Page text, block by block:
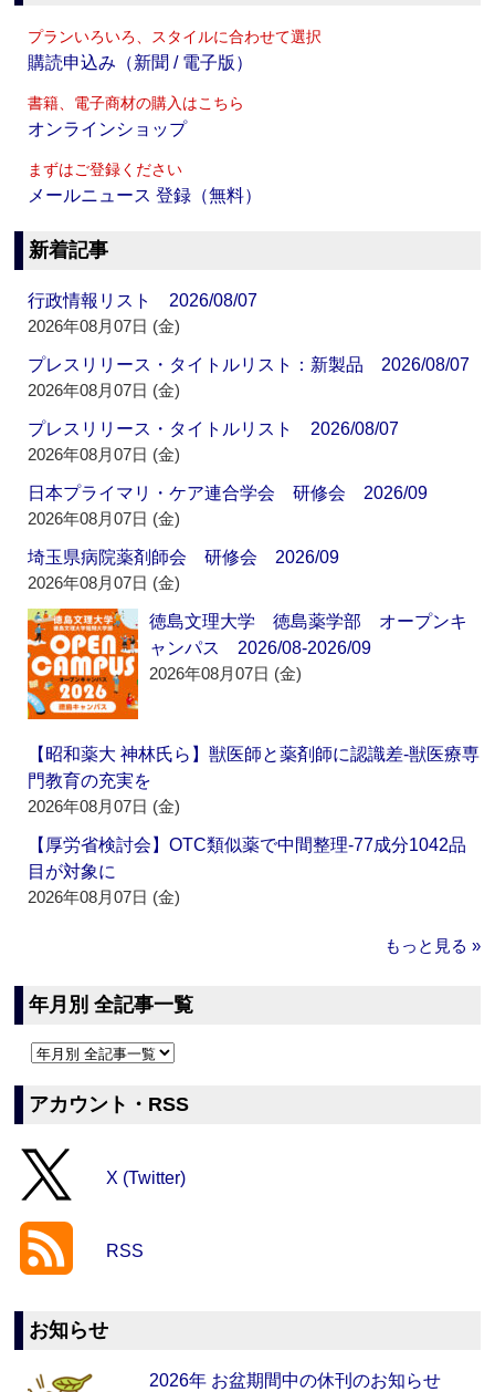
プランいろいろ、スタイルに合わせて選択
購読申込み（新聞 / 電子版）
書籍、電子商材の購入はこちら
オンラインショップ
まずはご登録ください
メールニュース 登録（無料）
新着記事
行政情報リスト 2026/08/07
2026年08月07日 (金)
プレスリリース・タイトルリスト：新製品 2026/08/07
2026年08月07日 (金)
プレスリリース・タイトルリスト 2026/08/07
2026年08月07日 (金)
日本プライマリ・ケア連合学会 研修会 2026/09
2026年08月07日 (金)
埼玉県病院薬剤師会 研修会 2026/09
2026年08月07日 (金)
徳島文理大学 徳島薬学部 オープンキ
ャンパス 2026/08-2026/09
2026年08月07日 (金)
【昭和薬大 神林氏ら】獣医師と薬剤師に認識差‐獣医療専
門教育の充実を
2026年08月07日 (金)
【厚労省検討会】OTC類似薬で中間整理‐77成分1042品
目が対象に
2026年08月07日 (金)
もっと見る »
年月別 全記事一覧
アカウント・RSS
X (Twitter)
RSS
お知らせ
2026年 お盆期間中の休刊のお知らせ